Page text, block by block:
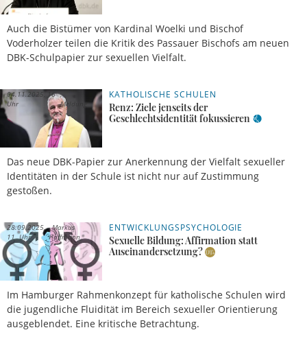
Auch die Bistümer von Kardinal Woelki und Bischof
Voderholzer teilen die Kritik des Passauer Bischofs am neuen
DBK-Schulpapier zur sexuellen Vielfalt.
KATHOLISCHE SCHULEN
Renz: Ziele jenseits der
Geschlechtsidentität fokussieren
Das neue DBK-Papier zur Anerkennung der Vielfalt sexueller
Identitäten in der Schule ist nicht nur auf Zustimmung
gestoßen.
04.11.2025, 16
Uhr
Meldung
ENTWICKLUNGSPSYCHOLOGIE
Sexuelle Bildung: Affirmation statt
Auseinandersetzung?
Im Hamburger Rahmenkonzept für katholische Schulen wird
die jugendliche Fluidität im Bereich sexueller Orientierung
ausgeblendet. Eine kritische Betrachtung.
28.09.2025,
11 Uhr
Markus
Hoffmann